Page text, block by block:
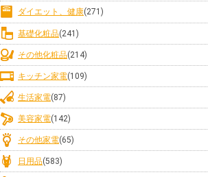
ダイエット、健康(271)
基礎化粧品(241)
その他化粧品(214)
キッチン家電(109)
生活家電(87)
美容家電(142)
その他家電(65)
日用品(583)